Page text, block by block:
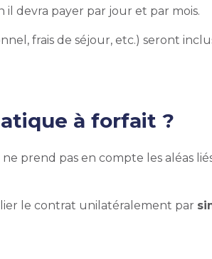
il devra payer par jour et par mois.
frais de séjour, etc.) seront
àforfait ?
prend pas en compte les aléas
le contrat unilatéralement par